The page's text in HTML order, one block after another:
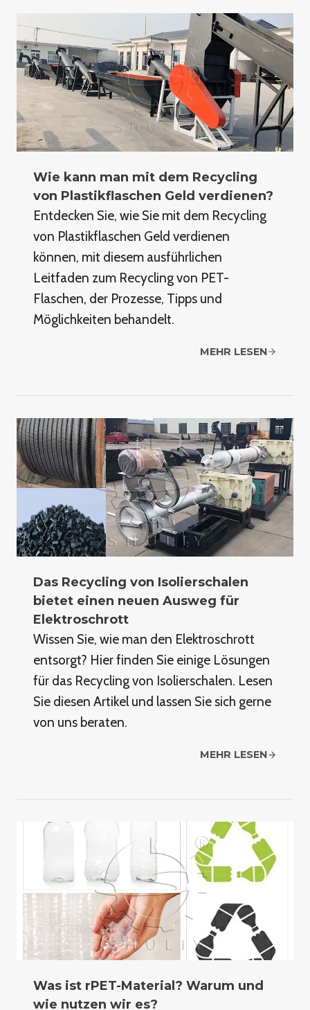
Wie kann man mit dem Recycling
von Plastikflaschen Geld verdienen?
Entdecken Sie, wie Sie mit dem Recycling
von Plastikflaschen Geld verdienen
können, mit diesem ausführlichen
Leitfaden zum Recycling von PET-
Flaschen, der Prozesse, Tipps und
Möglichkeiten behandelt.
MEHR LESEN
Das Recycling von Isolierschalen
bietet einen neuen Ausweg für
Elektroschrott
Wissen Sie, wie man den Elektroschrott
entsorgt? Hier finden Sie einige Lösungen
für das Recycling von Isolierschalen. Lesen
Sie diesen Artikel und lassen Sie sich gerne
von uns beraten.
MEHR LESEN
Was ist rPET-Material? Warum und
wie nutzen wir es?